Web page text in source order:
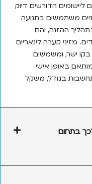
הדורשים דיוק
בתנועה
והם
לינאריים
אישי
משקל